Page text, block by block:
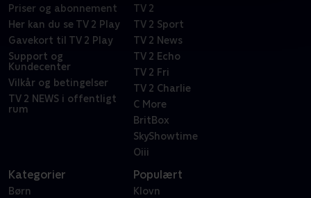
Priser og abonnement
Her kan du se TV 2 Play
Gavekort til TV 2 Play
Support og
Kundecenter
Vilkår og betingelser
TV 2 NEWS i offentligt
rum
TV 2
TV 2 Sport
TV 2 News
TV 2 Echo
TV 2 Fri
TV 2 Charlie
C More
BritBox
SkyShowtime
Oiii
Kategorier
Børn
Populært
Klovn